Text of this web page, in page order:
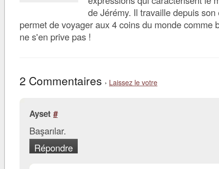
de Jérémy. Il travaille depuis
permet de voyager aux 4 coins du monde comme
ne s'en prive pas !
2 Commentaires › Laissez le votre
Ayset #
Başarılar.
Répondre